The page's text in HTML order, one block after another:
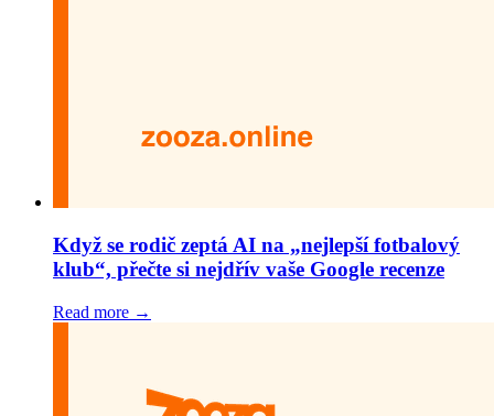
Když se rodič zeptá AI na „nejlepší fotbalový
klub“, přečte si nejdřív vaše Google recenze
Read more →